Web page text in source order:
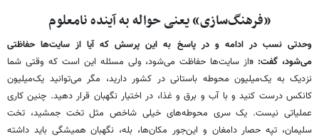
«فرهنگ‌سازی» یعنی حواله به آینده نامعلوم
وحدتی نسب در ادامه و در پاسخ به این پرسش که آیا از سایت‌ها حفاظتی
می‌شود، گفت: «از سایت‌ها حفاظت می‌شود، ولی مسئله این است که وقتی شما
نزدیک به یک‌میلیون محوطه باستانی در کشور دارید، مگر می‌توانید یک‌میلیون
کانکس درست کنید و با آب و برق و غذا، در اختیار نگهبان قرار دهید. چنین کاری
عملیاتی نیست. یک سری محوطه‌های خیلی شاخص مثل تخت جمشید، تخت
سلیمان، تپه حصار دامغان و این‌جور مکان‌ها، بله، نگهبان‌ همیشگی باید داشته